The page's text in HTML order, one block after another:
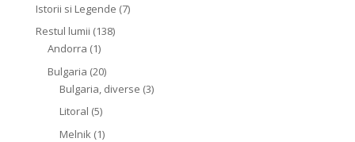
Istorii si Legende (7)
Restul lumii (138)
Andorra (1)
Bulgaria (20)
Bulgaria, diverse (3)
Litoral (5)
Melnik (1)